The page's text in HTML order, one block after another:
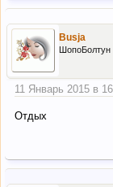
Busja
ШопоБолтун
11 Январь 2015 в
Отдых